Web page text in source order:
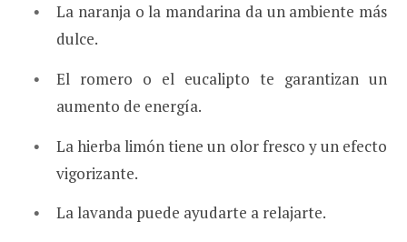
La naranja o la mandarina da un ambiente más
dulce.
El romero o el eucalipto te garantizan un
aumento de energía.
La hierba limón tiene un olor fresco y un efecto
vigorizante.
La lavanda puede ayudarte a relajarte.